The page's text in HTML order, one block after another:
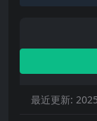
最近更新: